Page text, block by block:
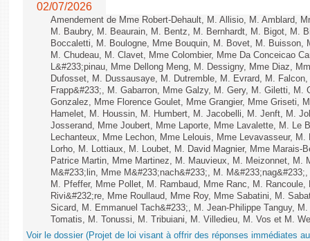
02/07/2026
Amendement de Mme Robert-Dehault, M. Allisio, M. Amblard,
M. Baubry, M. Beaurain, M. Bentz, M. Bernhardt, M. Bigot, M.
Boccaletti, M. Boulogne, Mme Bouquin, M. Bovet, M. Buisson,
M. Chudeau, M. Clavet, Mme Colombier, Mme Da Conceicao
L&#233;pinau, Mme Dellong Meng, M. Dessigny, Mme Diaz,
Dufosset, M. Dussausaye, M. Dutremble, M. Evrard, M.
Frapp&#233;, M. Gabarron, Mme Galzy, M. Gery, M. Giletti,
Gonzalez, Mme Florence Goulet, Mme Grangier, Mme Griseti,
Hamelet, M. Houssin, M. Humbert, M. Jacobelli, M. Jenft, M.
Josserand, Mme Joubert, Mme Laporte, Mme Lavalette, M. Le
Lechanteux, Mme Lechon, Mme Lelouis, Mme Levavasseur,
Lorho, M. Lottiaux, M. Loubet, M. David Magnier, Mme Marais-
Patrice Martin, Mme Martinez, M. Mauvieux, M. Meizonnet, M.
M&#233;lin, Mme M&#233;nach&#233;, M.
M. Pfeffer, Mme Pollet, M. Rambaud, Mme Ranc, M.
Rivi&#232;re, Mme Roullaud, Mme Roy, Mme Sabatini, M.
Sicard, M. Emmanuel Tach&#233;, M. Jean-Philippe Tanguy,
Tomatis, M. Tonussi, M. Tribuiani, M. Villedieu, M. Vos et M.
Voir le dossier (Projet de loi visant à offrir des réponses immédiates